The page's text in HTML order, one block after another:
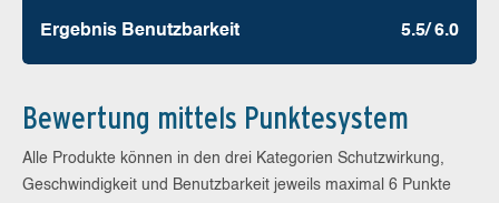
Ergebnis Benutz­barkeit 5.5/ 6.0
Bewertung mittels Punktesystem
Alle Produkte können in den drei Kategorien Schutzwirkung,
Geschwindigkeit und Benutzbarkeit jeweils maximal 6 Punkte